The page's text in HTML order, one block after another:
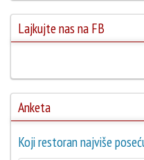
Lajkujte nas na FB
Anketa
Koji restoran najviše